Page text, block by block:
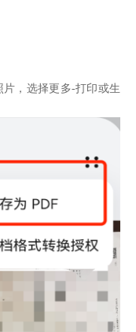
，选择更多-打印或生